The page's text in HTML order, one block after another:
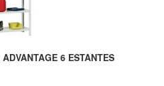
6 ESTANTES